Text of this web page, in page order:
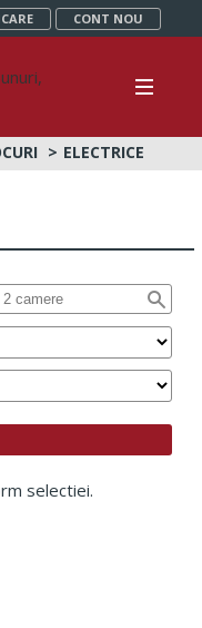
CONT NOU
ELECTRICE
selectiei.